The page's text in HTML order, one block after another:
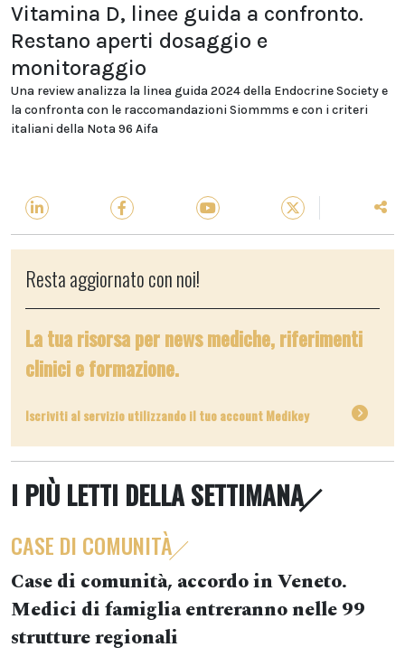
Vitamina D, linee guida a confronto.
Restano aperti dosaggio e
monitoraggio
Una review analizza la linea guida 2024 della Endocrine Society e
la confronta con le raccomandazioni Siommms e con i criteri
italiani della Nota 96 Aifa
Resta aggiornato con noi!
La tua risorsa per news mediche, riferimenti
clinici e formazione.
Iscriviti al servizio utilizzando il tuo account Medikey
I PIÙ LETTI DELLA SETTIMANA
CASE DI COMUNITÀ
Case di comunità, accordo in Veneto.
Medici di famiglia entreranno nelle 99
strutture regionali